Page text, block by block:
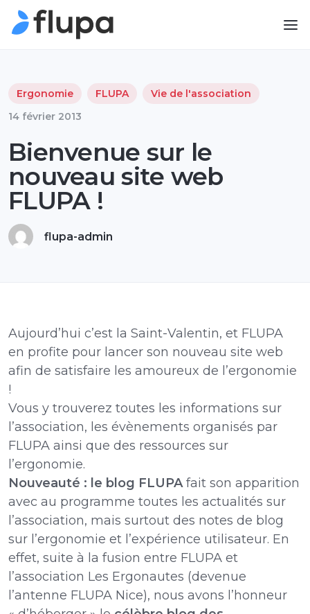
Ergonomie FLUPA
Vie de l'association
14 février 2013
Bienvenue sur le
nouveau site web
FLUPA !
flupa-admin
Aujourd’hui c’est la Saint-Valentin, et FLUPA
en profite pour lancer son nouveau site web
afin de satisfaire les amoureux de l’ergonomie
!
Vous y trouverez toutes les informations sur
l’association, les évènements organisés par
FLUPA ainsi que des ressources sur
l’ergonomie.
Nouveauté : le blog FLUPAfait son apparition
avec au programme toutes les actualités sur
l’association, mais surtout des notes de blog
sur l’ergonomie et l’expérience utilisateur. En
effet, suite à la fusion entre FLUPA et
l’association Les Ergonautes (devenue
l’antenne FLUPA Nice), nous avons l’honneur